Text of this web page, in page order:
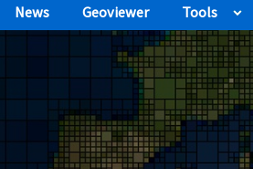
News Geoviewer(Opens in a
Tools